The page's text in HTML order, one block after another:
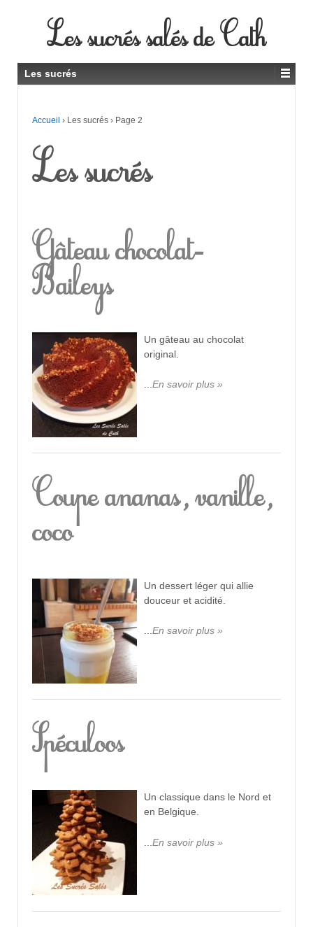
Les sucrés salés de Cath
Les sucrés
Accueil › Les sucrés › Page 2
Les sucrés
Gâteau chocolat-
Baileys
Un gâteau au chocolat
original.
...En savoir plus »
Coupe ananas, vanille,
coco
Un dessert léger qui allie
douceur et acidité.
...En savoir plus »
Spéculoos
Un classique dans le Nord et
en Belgique.
En savoir plus »